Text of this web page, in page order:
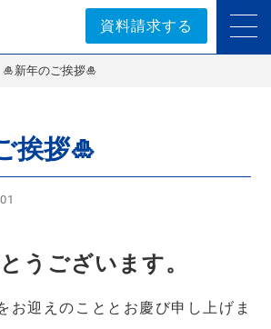
ミ学院｜学習塾
資料請求する
🎍新年のご挨拶🎍
挨拶🎍
うございます。
お迎えのこととお慶び申し上げま